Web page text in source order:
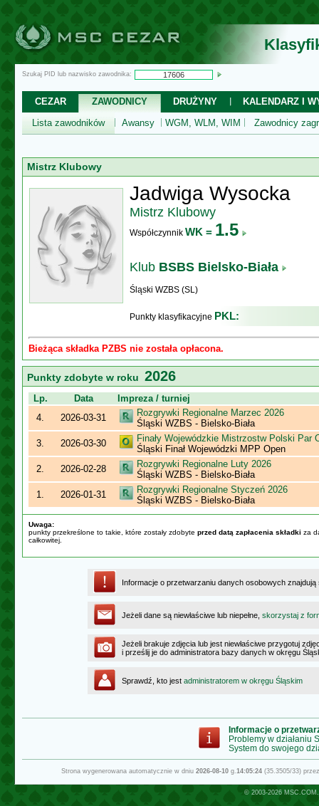
Szukaj PID lub nazwisko zawodnika:
CEZAR ZAWODNICY DRUŻYNY
KALENDARZ I
Lista zawodników
Awansy WGM, WLM, WIM Zawodnicy
Mistrz Klubowy
Jadwiga Wysocka
Mistrz Klubowy
Współczynnik WK = 1.5
Klub BSBS Bielsko-Biała
Śląski WZBS (SL)
Punkty klasyfikacyjne PKL:
Bieżąca składka PZBS nie została opłacona.
Punkty zdobyte w roku 2026
Lp. Data
Impreza / turniej
4.
2026-03-31
Rozgrywki Regionalne Marzec 2026
Śląski WZBS - Bielsko-Biała
3.
2026-03-30
Finały Wojewódzkie Mistrzostw Polski Par
Śląski Finał Wojewódzki MPP Open
2.
2026-02-28
Rozgrywki Regionalne Luty 2026
Śląski WZBS - Bielsko-Biała
1.
2026-01-31
Rozgrywki Regionalne Styczeń 2026
Śląski WZBS - Bielsko-Biała
Uwaga:
punkty przekreślone to takie, które zostały zdobyte przed datą zapłacenia składki za
całkowitej.
Informacje o przetwarzaniu danych osobowych
Jeżeli dane są niewłaściwe lub niepełne, skorzystaj z
Jeżeli brakuje zdjęcia lub jest niewłaściwe przygotuj
i prześlij je do administratora bazy danych w okręgu
Sprawdź, kto jest administratorem w okręgu Śląskim
Informacje o
Problemy w działaniu
System do swojego
Strona wygenerowana automatycznie w dniu 2026-08-10 g.14:05:24 (35.3505/33)
© 2003-2026